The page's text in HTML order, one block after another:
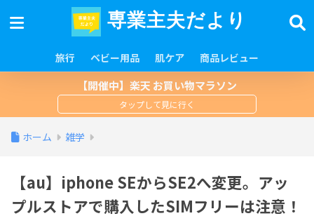
専業主夫だより
旅行 ベビー用品 肌ケア 商品レビュー
【開催中】楽天 お買い物マラソン
ホーム 雑学
【au】iphone SEからSE2へ変更。アッ
プルストアで購入したSIMフリーは注意！